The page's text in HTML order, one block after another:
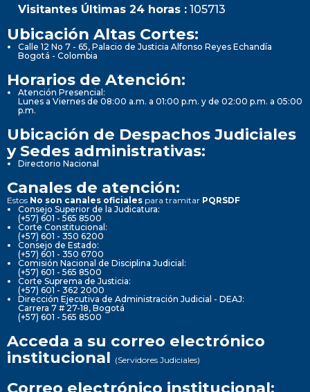
Visitantes Últimas 24 horas : 105713
Ubicación Altas Cortes:
Calle 12 No 7 - 65, Palacio de Justicia Alfonso Reyes Echandía
Bogotá - Colombia
Horarios de Atención:
Atención Presencial:
Lunes a Viernes de 08:00 a.m. a 01:00 p.m. y de 02:00 p.m. a 05:00
p.m.
Ubicación de Despachos Judiciales
y Sedes administrativas:
Directorio Nacional
Canales de atención:
Estos No son canales oficiales para tramitar PQRSDF
Consejo Superior de la Judicatura:
(+57) 601 - 565 8500
Corte Constitucional:
(+57) 601 - 350 6200
Consejo de Estado:
(+57) 601 - 350 6700
Comisión Nacional de Disciplina Judicial:
(+57) 601 - 565 8500
Corte Suprema de Justicia:
(+57) 601 - 362 2000
Dirección Ejecutiva de Administración Judicial - DEAJ:
Carrera 7 # 27-18, Bogotá
(+57) 601 - 565 8500
Acceda a su correo electrónico
institucional (Servidores Judiciales)
Correo electrónico institucional: